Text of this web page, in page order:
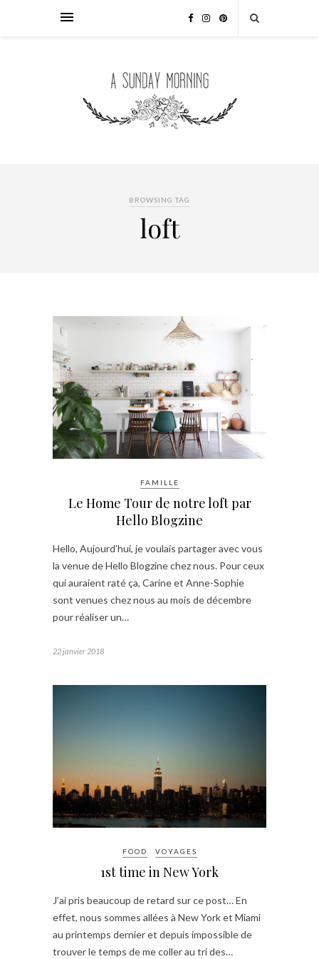
BROWSING TAG
loft
FAMILLE
Le Home Tour de notre loft par
Hello Blogzine
Hello, Aujourd’hui, je voulais partager avec vous
la venue de Hello Blogzine chez nous. Pour ceux
qui auraient raté ça, Carine et Anne-Sophie
sont venues chez nous au mois de décembre
pour réaliser un…
22 janvier 2018
FOOD VOYAGES
1st time in New York
J’ai pris beaucoup de retard sur ce post… En
effet, nous sommes allées à New York et Miami
au printemps dernier et depuis impossible de
trouver le temps de me coller au tri des…